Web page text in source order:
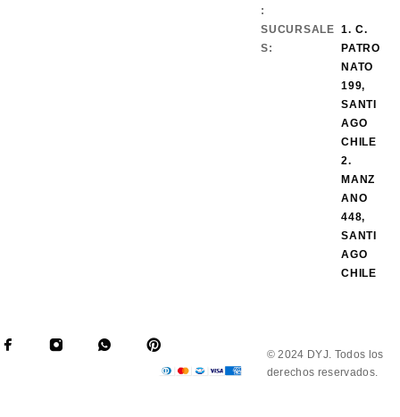
:
SUCURSALE
S:
1. C.
PATRO
NATO
199,
SANTI
AGO
CHILE
2.
MANZ
ANO
448,
SANTI
AGO
CHILE
© 2024 DYJ. Todos los
derechos reservados.